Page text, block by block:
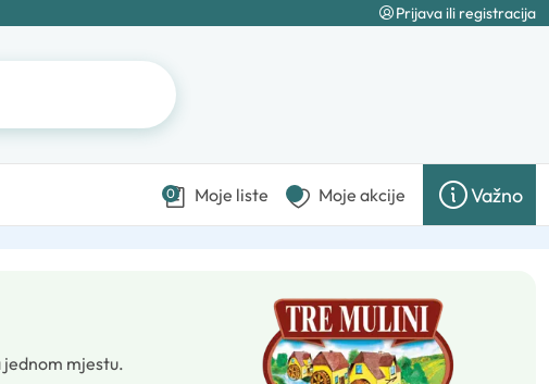
Prijava ili registracija
0 Moje liste Moje akcije Važno
mjestu.